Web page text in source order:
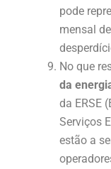
pode
mensal
No que
da
da ERSE
Serviços
estão a